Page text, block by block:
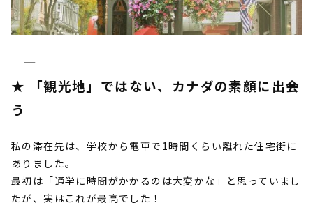
―――――――――――――――――――――――――――――――――――――
★ 「観光地」ではない、カナダの素顔に出会
う
私の滞在先は、学校から電車で1時間くらい離れた住宅街に
ありました。
最初は「通学に時間がかかるのは大変かな」と思っていまし
たが、実はこれが最高でした！